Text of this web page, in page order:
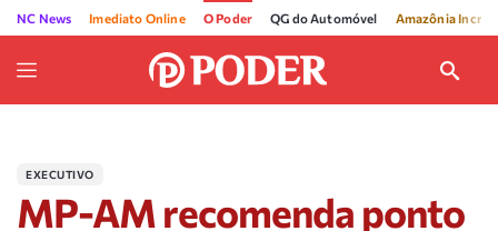
NC News Imediato Online O Poder QG do Automóvel Amazônia
EXECUTIVO
MP-AM recomenda ponto